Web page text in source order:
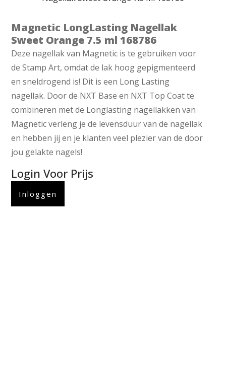
Magnetic LongLasting Nagellak
Sweet Orange 7.5 ml 168786
Deze nagellak van Magnetic is te gebruiken voor
de Stamp Art, omdat de lak hoog gepigmenteerd
en sneldrogend is! Dit is een Long Lasting
nagellak. Door de NXT Base en NXT Top Coat te
combineren met de Longlasting nagellakken van
Magnetic verleng je de levensduur van de nagellak
en hebben jij en je klanten veel plezier van de door
jou gelakte nagels!
Login Voor Prijs
Inloggen